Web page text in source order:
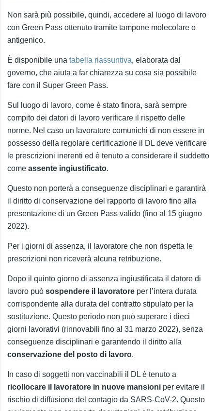
Non sarà più possibile, quindi, accedere al luogo di lavoro
con Green Pass ottenuto tramite tampone molecolare o
antigenico.
È disponibile una tabella riassuntiva, elaborata dal
governo, che aiuta a far chiarezza su cosa sia possibile
fare con il Super Green Pass.
Sul luogo di lavoro, come è stato finora, sarà sempre
compito dei datori di lavoro verificare il rispetto delle
norme. Nel caso un lavoratore comunichi di non essere in
possesso della regolare certificazione il DL deve verificare
le prescrizioni inerenti ed è tenuto a considerare il suddetto
come assente ingiustificato.
Questo non porterà a conseguenze disciplinari e garantirà
il diritto di conservazione del rapporto di lavoro fino alla
presentazione di un Green Pass valido (fino al 15 giugno
2022).
Per i giorni di assenza, il lavoratore che non rispetta le
prescrizioni non riceverà alcuna retribuzione.
Dopo il quinto giorno di assenza ingiustificata il datore di
lavoro può sospendere il lavoratore per l’intera durata
corrispondente alla durata del contratto stipulato per la
sostituzione. Questo periodo non può superare i dieci
giorni lavorativi (rinnovabili fino al 31 marzo 2022), senza
conseguenze disciplinari e garantendo il diritto alla
conservazione del posto di lavoro.
In caso di soggetti non vaccinabili il DL è tenuto a
ricollocare il lavoratore in nuove mansioni per evitare il
rischio di diffusione del contagio da SARS-CoV-2. Questo